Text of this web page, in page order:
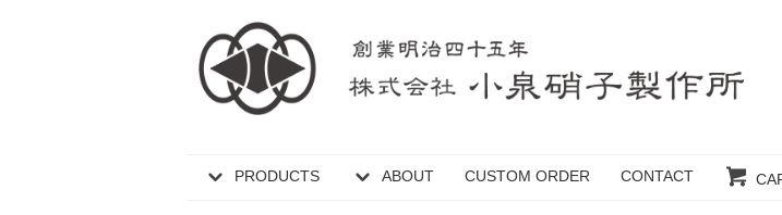
PRODUCTS ABOUT CUSTOM ORDER CONTACT